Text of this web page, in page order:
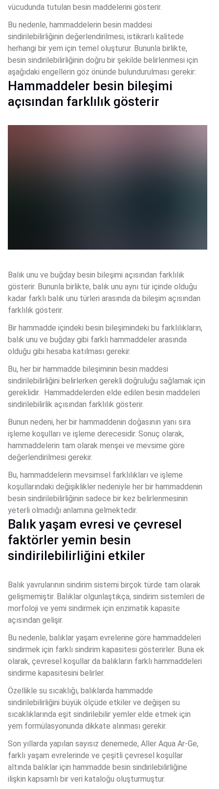
vücudunda tutulan besin maddelerini gösterir.
Bu nedenle, hammaddelerin besin maddesi
sindirilebilirliğinin değerlendirilmesi, istikrarlı kalitede
herhangi bir yem için temel oluşturur. Bununla birlikte,
besin sindirilebilirliğinin doğru bir şekilde belirlenmesi için
aşağıdaki engellerin göz önünde bulundurulması gerekir:
Hammaddeler besin bileşimi
açısından farklılık gösterir
Balık unu ve buğday besin bileşimi açısından farklılık
gösterir. Bununla birlikte, balık unu aynı tür içinde olduğu
kadar farklı balık unu türleri arasında da bileşim açısından
farklılık gösterir.
Bir hammadde içindeki besin bileşimindeki bu farklılıkların,
balık unu ve buğday gibi farklı hammaddeler arasında
olduğu gibi hesaba katılması gerekir.
Bu, her bir hammadde bileşiminin besin maddesi
sindirilebilirliğini belirlerken gerekli doğruluğu sağlamak için
gereklidir.  Hammaddelerden elde edilen besin maddeleri
sindirilebilirlik açısından farklılık gösterir.
Bunun nedeni, her bir hammaddenin doğasının yanı sıra
işleme koşulları ve işleme derecesidir. Sonuç olarak,
hammaddelerin tam olarak menşei ve mevsime göre
değerlendirilmesi gerekir.
Bu, hammaddelerin mevsimsel farklılıkları ve işleme
koşullarındaki değişiklikler nedeniyle her bir hammaddenin
besin sindirilebilirliğinin sadece bir kez belirlenmesinin
yeterli olmadığı anlamına gelmektedir.
Balık yaşam evresi ve çevresel
faktörler yemin besin
sindirilebilirliğini etkiler
Balık yavrularının sindirim sistemi birçok türde tam olarak
gelişmemiştir. Balıklar olgunlaştıkça, sindirim sistemleri de
morfoloji ve yemi sindirmek için enzimatik kapasite
açısından gelişir.
Bu nedenle, balıklar yaşam evrelerine göre hammaddeleri
sindirmek için farklı sindirim kapasitesi gösterirler. Buna ek
olarak, çevresel koşullar da balıkların farklı hammaddeleri
sindirme kapasitesini belirler.
Özellikle su sıcaklığı, balıklarda hammadde
sindirilebilirliğini büyük ölçüde etkiler ve değişen su
sıcaklıklarında eşit sindirilebilir yemler elde etmek için
yem formülasyonunda dikkate alınması gerekir.
Son yıllarda yapılan sayısız denemede, Aller Aqua Ar-Ge,
farklı yaşam evrelerinde ve çeşitli çevresel koşullar
altında balıklar için hammadde besin sindirilebilirliğine
ilişkin kapsamlı bir veri kataloğu oluşturmuştur.